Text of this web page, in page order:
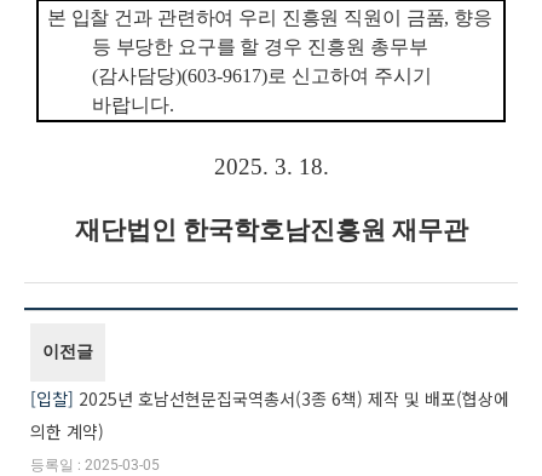
본 입찰 건과 관련하여 우리 진흥원 직원이 금품, 향응
등 부당한 요구를 할 경우 진흥원 총무부
(감사담당)(603-9617)로 신고하여 주시기
바랍니다.
2025. 3. 18.
재단법인 한국학호남진흥원 재무관
이전글
입찰 2025년 호남선현문집국역총서(3종 6책) 제작 및 배포(협상에
의한 계약)
2025-03-05